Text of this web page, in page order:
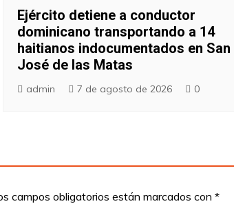
Ejército detiene a conductor
dominicano transportando a 14
haitianos indocumentados en San
José de las Matas
admin 7 de agosto de 2026 0
campos obligatorios están marcados con *